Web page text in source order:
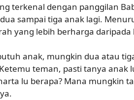
terkenal dengan panggilan
sampai tiga anak lagi.
yang lebih berharga
anak, mungkin dua atau
teman, pasti tanya anak
lu berapa? Mana mungkin